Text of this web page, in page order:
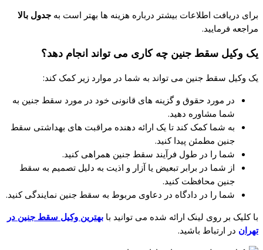
برای دریافت اطلاعات بیشتر درباره هزینه ها بهتر است به جدول بالا
مراجعه فرمایید.
یک وکیل سقط جنین چه کاری می تواند انجام دهد؟
یک وکیل سقط جنین می تواند به شما در موارد زیر کمک کند:
در مورد حقوق و گزینه های قانونی خود در مورد سقط جنین به
شما مشاوره دهید.
به شما کمک کند تا یک ارائه دهنده مراقبت های بهداشتی سقط
جنین مطمئن پیدا کنید.
شما را در طول فرآیند سقط جنین همراهی کنید.
از شما در برابر تبعیض یا آزار و اذیت به دلیل تصمیم به سقط
جنین محافظت کنید.
شما را در دادگاه در دعاوی مربوط به سقط جنین نمایندگی کنید.
با کلیک بر روی لینک ارائه شده می توانید با بهترین وکیل سقط جنین در
تهران در ارتباط باشید.